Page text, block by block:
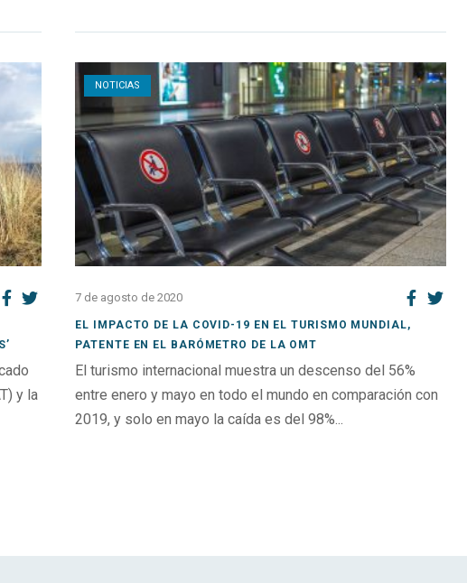
y la
NOTICIAS
Open post
7 de agosto de 2020
EL IMPACTO DE LA COVID-19 EN EL TURISMO MUNDIAL,
PATENTE EN EL BARÓMETRO DE LA OMT
El turismo internacional muestra un descenso del 56%
entre enero y mayo en todo el mundo en comparación con
2019, y solo en mayo la caída es del 98%...